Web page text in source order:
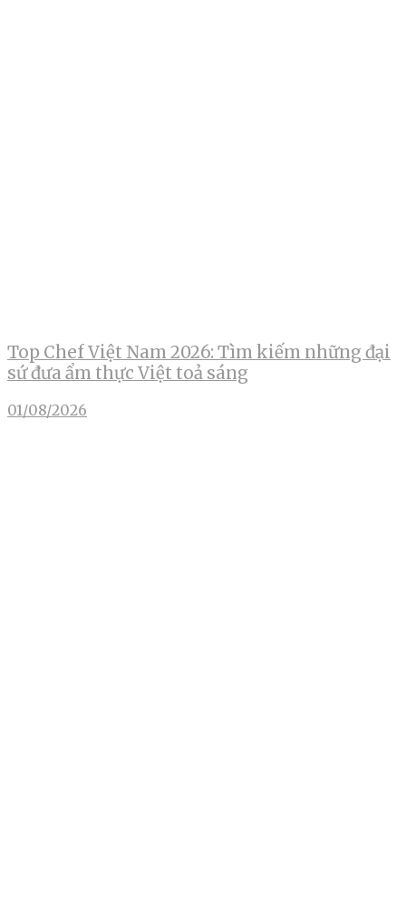
Top Chef Việt Nam 2026: Tìm kiếm những đại
sứ đưa ẩm thực Việt toả sáng
01/08/2026